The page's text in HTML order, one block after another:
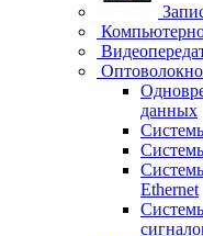
Оптоволокно
данных
Ethernet